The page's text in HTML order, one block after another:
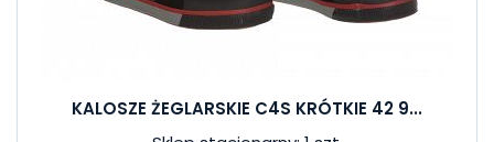
KALOSZE ŻEGLARSKIE C4S KRÓTKIE 42 9...